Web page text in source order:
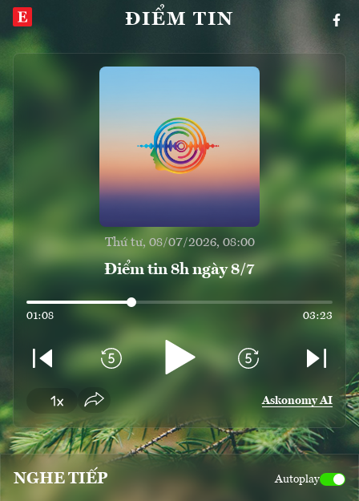
ĐIỂM TIN
Thứ tư, 08/07/2026, 08:00
Điểm tin 8h ngày 8/7
01:08 03:23
Askonomy AI
NGHE TIẾP Autoplay